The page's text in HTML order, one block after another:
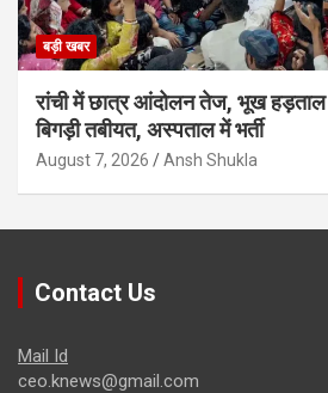
बड़ी खबर
रांची में छात्र आंदोलन तेज, भूख हड़ताल
बिगड़ी तबीयत, अस्पताल में भर्ती
August 7, 2026 Ansh Shukla
Contact Us
Mail Id
ceo.knews@gmail.com